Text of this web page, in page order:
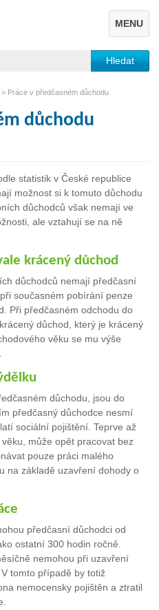
MENU
> Práce v předčasném důchodu
důchodu
statistik v České republice
možnost si k tomuto důchodu
důchodců však nemají ve
ale vztahují se na ně
krácený důchod
důchodců nemají předčasní
současném pobírání penze
Při předčasném odchodu do
důchod, který je krácený
věku se mu výše
důchodu, jsou do
předčasný důchodce nesmí
sociální pojištění. Teprve až
může opět pracovat bez
pouze práci malého
na základě uzavření dohody o
předčasní důchodci od
ostatní 300 hodin ročně.
nemohou při uzavření
tomto případě by totiž
nemocensky pojištěn a ztratil